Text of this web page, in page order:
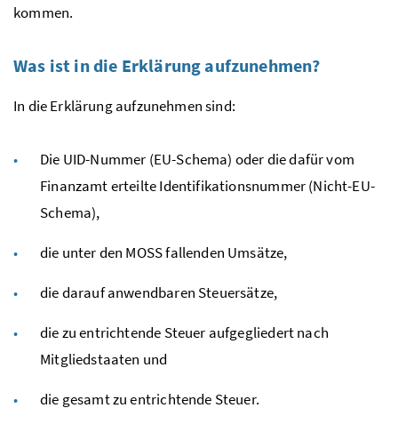
kommen.
Was ist in die Erklärung aufzunehmen?
In die Erklärung aufzunehmen sind:
Die UID-Nummer (EU-Schema) oder die dafür vom
Finanzamt erteilte Identifikationsnummer (Nicht-EU-
Schema),
die unter den MOSSfallenden Umsätze,
die darauf anwendbaren Steuersätze,
die zu entrichtende Steuer aufgegliedert nach
Mitgliedstaaten und
die gesamt zu entrichtende Steuer.